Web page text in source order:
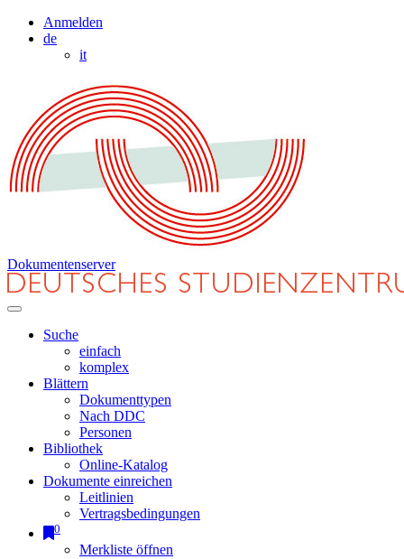
Anmelden
de
it
Dokumentenserver
Suche
einfach
komplex
Blättern
Dokumenttypen
Nach DDC
Personen
Bibliothek
Online-Katalog
Dokumente einreichen
Leitlinien
Vertragsbedingungen
0
Merkliste öffnen